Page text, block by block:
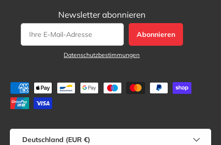
Newsletter abonnieren
Abonnieren
Datenschutzbestimmungen
Zahlungsmethoden
Land/Region
Deutschland (EUR €)